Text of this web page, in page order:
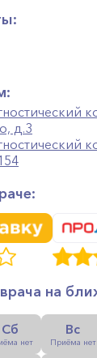
д.3
врача на
Сб
нет
Вс
Приёма нет